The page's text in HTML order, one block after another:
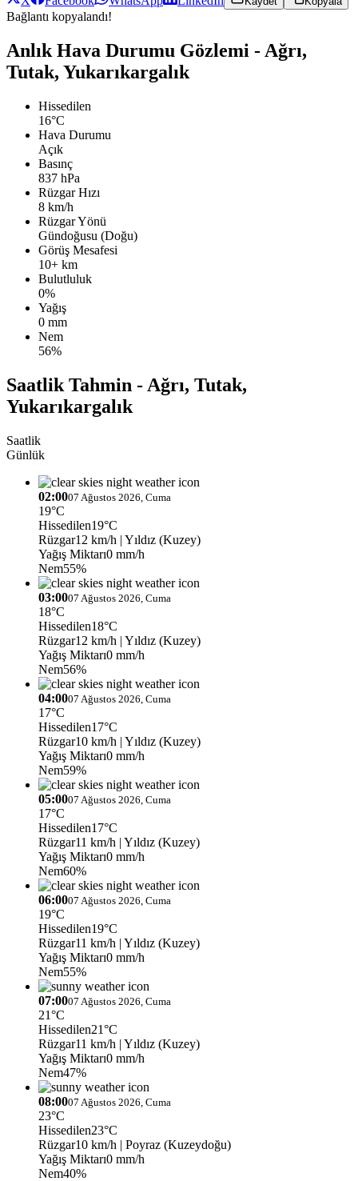
Bağlantı kopyalandı!
Anlık Hava Durumu Gözlemi - Ağrı,
Tutak, Yukarıkargalık
Hissedilen
16°C
Hava Durumu
Açık
Basınç
837 hPa
Rüzgar Hızı
8 km/h
Rüzgar Yönü
Gündoğusu (Doğu)
Görüş Mesafesi
10+ km
Bulutluluk
0%
Yağış
0 mm
Nem
56%
Saatlik Tahmin - Ağrı, Tutak,
Yukarıkargalık
Saatlik
Günlük
02:0007 Ağustos 2026, Cuma
19°C
Hissedilen19°C
Rüzgar12 km/h | Yıldız (Kuzey)
Yağış Miktarı0 mm/h
Nem55%
03:0007 Ağustos 2026, Cuma
18°C
Hissedilen18°C
Rüzgar12 km/h | Yıldız (Kuzey)
Yağış Miktarı0 mm/h
Nem56%
04:0007 Ağustos 2026, Cuma
17°C
Hissedilen17°C
Rüzgar10 km/h | Yıldız (Kuzey)
Yağış Miktarı0 mm/h
Nem59%
05:0007 Ağustos 2026, Cuma
17°C
Hissedilen17°C
Rüzgar11 km/h | Yıldız (Kuzey)
Yağış Miktarı0 mm/h
Nem60%
06:0007 Ağustos 2026, Cuma
19°C
Hissedilen19°C
Rüzgar11 km/h | Yıldız (Kuzey)
Yağış Miktarı0 mm/h
Nem55%
07:0007 Ağustos 2026, Cuma
21°C
Hissedilen21°C
Rüzgar11 km/h | Yıldız (Kuzey)
Yağış Miktarı0 mm/h
Nem47%
08:0007 Ağustos 2026, Cuma
23°C
Hissedilen23°C
Rüzgar10 km/h | Poyraz (Kuzeydoğu)
Yağış Miktarı0 mm/h
Nem40%